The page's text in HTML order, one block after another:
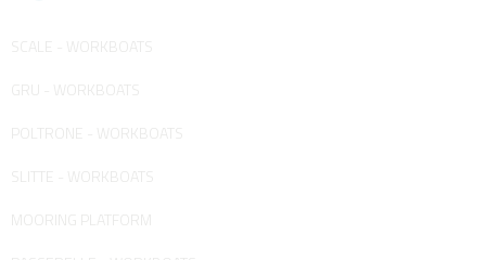
SCALE - WORKBOATS
GRU - WORKBOATS
POLTRONE - WORKBOATS
SLITTE - WORKBOATS
MOORING PLATFORM